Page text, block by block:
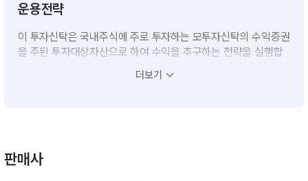
운용전략
이 투자신탁은 국내주식에 주로 투자하는 모투자신탁의 수익증권
을 주된 투자대상자산으로 하여 수익을 추구하는 전략을 실행합
니다.그러나, 실제 편입자산 및 비중은 설정규모와 자산조달 여건
등에 의해 변동 가능하며, 이 투자신탁의 투자목적이 반드시 달성
항제 4 호에서 규정하는 주된 투자대상자산으로 하여 주식시장
더보기
판매사